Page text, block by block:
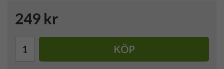
249 kr
KÖP